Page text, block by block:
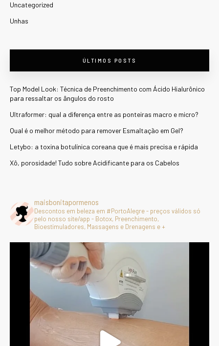
Uncategorized
Unhas
ÚLTIMOS POSTS
Top Model Look: Técnica de Preenchimento com Ácido Hialurônico
para ressaltar os ângulos do rosto
Ultraformer: qual a diferença entre as ponteiras macro e micro?
Qual é o melhor método para remover Esmaltação em Gel?
Letybo: a toxina botulínica coreana que é mais precisa e rápida
Xô, porosidade! Tudo sobre Acidificante para os Cabelos
maisbonitapormenos
Descontos em beleza em #PortoAlegre - preços válidos só
pelo nosso site/app - Botox, Preenchimento,
Bioestimuladores, Massagens e Drenagens e +